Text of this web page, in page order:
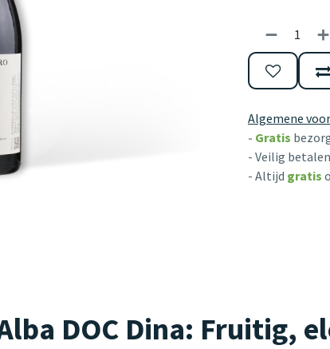
Algemene
- Gratis
- Veilig betalen
- Altijd gratis
DOC Dina: Fruitig,